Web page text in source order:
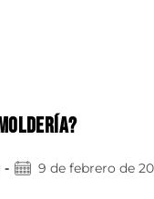
9 de febrero de